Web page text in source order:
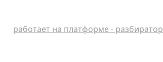
работает на платформе - разбиратор